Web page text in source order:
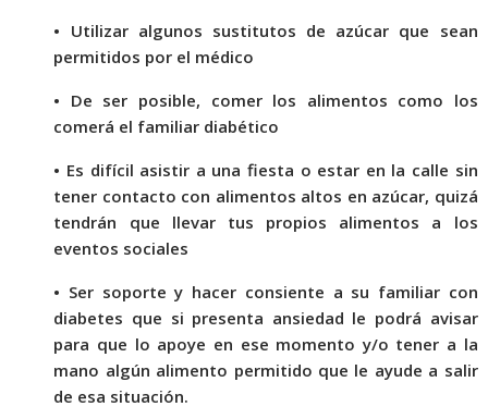
• Utilizar algunos sustitutos de azúcar que sean
permitidos por el médico
• De ser posible, comer los alimentos como los
comerá el familiar diabético
• Es difícil asistir a una fiesta o estar en la calle sin
tener contacto con alimentos altos en azúcar, quizá
tendrán que llevar tus propios alimentos a los
eventos sociales
• Ser soporte y hacer consiente a su familiar con
diabetes que si presenta ansiedad le podrá avisar
para que lo apoye en ese momento y/o tener a la
mano algún alimento permitido que le ayude a salir
de esa situación.